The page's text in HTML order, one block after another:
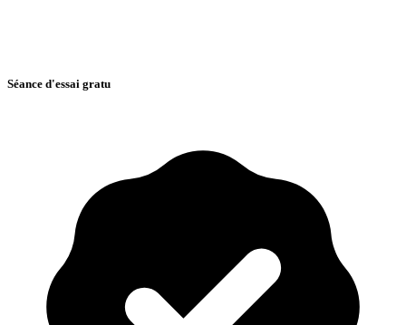
Séance d'essai gratu